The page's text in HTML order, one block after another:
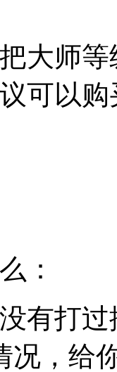
师等
可以
：
打过
况，给